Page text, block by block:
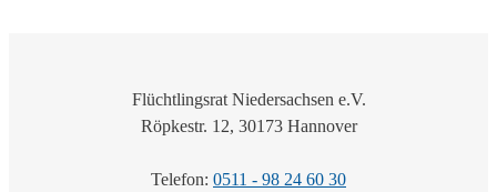
Flüchtlingsrat Niedersachsen e.V.
Röpkestr. 12, 30173 Hannover
Telefon: 0511 - 98 24 60 30